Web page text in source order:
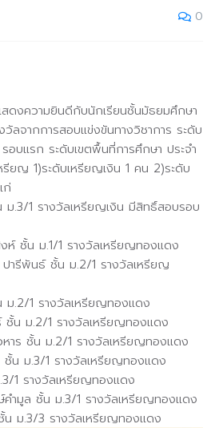
0
สดงความยินดีกับนักเรียนชั้นมัธยมศึกษา
ลจากการสอบแข่งขันทางวิชาการ ระดับ
บแรก ระดับเขตพื้นที่การศึกษา ประจำ
ยญ 1)ระดับเหรียญเงิน 1 คน 2)ระดับ
ก่
.3/1 รางวัลเหรียญเงิน มีสิทธิ์สอบรอบ
ห์ ชั้น ม.1/1 รางวัลเหรียญทองแดง
ารีพันธ์ ชั้น ม.2/1 รางวัลเหรียญ
ม.2/1 รางวัลเหรียญทองแดง
ชั้น ม.2/1 รางวัลเหรียญทองแดง
ร ชั้น ม.2/1 รางวัลเหรียญทองแดง
น ม.3/1 รางวัลเหรียญทองแดง
1 รางวัลเหรียญทองแดง
ำมูล ชั้น ม.3/1 รางวัลเหรียญทองแดง
ม.3/3 รางวัลเหรียญทองแดง